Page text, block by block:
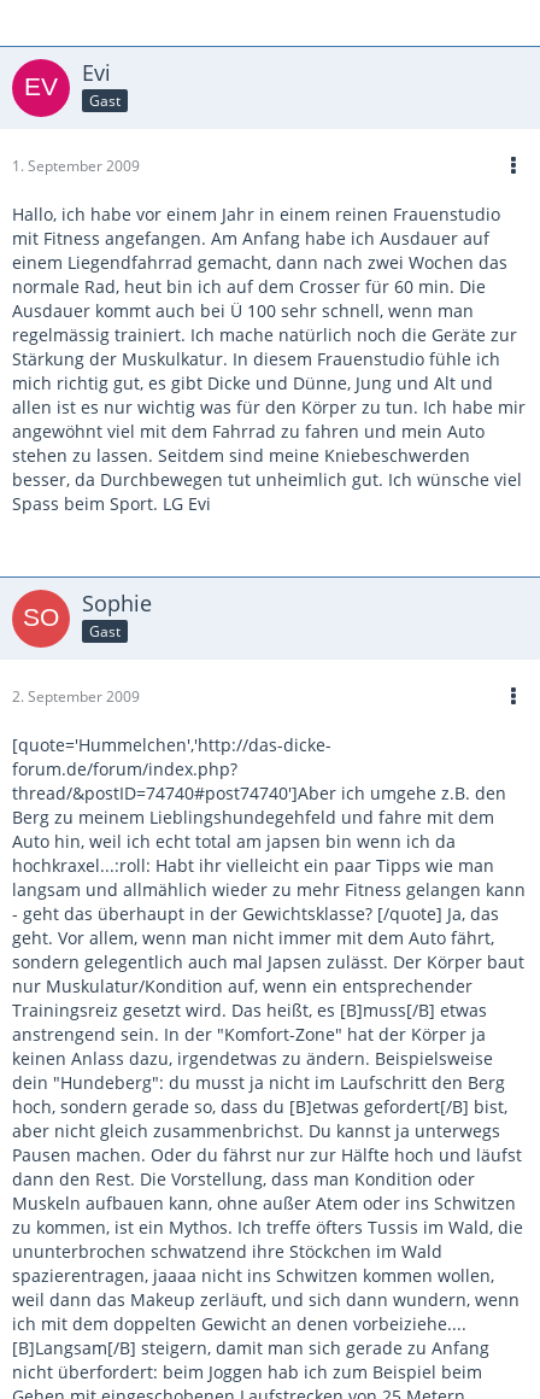
Evi
Gast
1. September 2009
Hallo, ich habe vor einem Jahr in einem reinen Frauenstudio
mit Fitness angefangen. Am Anfang habe ich Ausdauer auf
einem Liegendfahrrad gemacht, dann nach zwei Wochen das
normale Rad, heut bin ich auf dem Crosser für 60 min. Die
Ausdauer kommt auch bei Ü 100 sehr schnell, wenn man
regelmässig trainiert. Ich mache natürlich noch die Geräte zur
Stärkung der Muskulkatur. In diesem Frauenstudio fühle ich
mich richtig gut, es gibt Dicke und Dünne, Jung und Alt und
allen ist es nur wichtig was für den Körper zu tun. Ich habe mir
angewöhnt viel mit dem Fahrrad zu fahren und mein Auto
stehen zu lassen. Seitdem sind meine Kniebeschwerden
besser, da Durchbewegen tut unheimlich gut. Ich wünsche viel
Spass beim Sport. LG Evi
Sophie
Gast
2. September 2009
[quote='Hummelchen','http://das-dicke-
forum.de/forum/index.php?
thread/&postID=74740#post74740']Aber ich umgehe z.B. den
Berg zu meinem Lieblingshundegehfeld und fahre mit dem
Auto hin, weil ich echt total am japsen bin wenn ich da
hochkraxel...:roll: Habt ihr vielleicht ein paar Tipps wie man
langsam und allmählich wieder zu mehr Fitness gelangen kann
- geht das überhaupt in der Gewichtsklasse? [/quote] Ja, das
geht. Vor allem, wenn man nicht immer mit dem Auto fährt,
sondern gelegentlich auch mal Japsen zulässt. Der Körper baut
nur Muskulatur/Kondition auf, wenn ein entsprechender
Trainingsreiz gesetzt wird. Das heißt, es [B]muss[/B] etwas
anstrengend sein. In der "Komfort-Zone" hat der Körper ja
keinen Anlass dazu, irgendetwas zu ändern. Beispielsweise
dein "Hundeberg": du musst ja nicht im Laufschritt den Berg
hoch, sondern gerade so, dass du [B]etwas gefordert[/B] bist,
aber nicht gleich zusammenbrichst. Du kannst ja unterwegs
Pausen machen. Oder du fährst nur zur Hälfte hoch und läufst
dann den Rest. Die Vorstellung, dass man Kondition oder
Muskeln aufbauen kann, ohne außer Atem oder ins Schwitzen
zu kommen, ist ein Mythos. Ich treffe öfters Tussis im Wald, die
ununterbrochen schwatzend ihre Stöckchen im Wald
spazierentragen, jaaaa nicht ins Schwitzen kommen wollen,
weil dann das Makeup zerläuft, und sich dann wundern, wenn
ich mit dem doppelten Gewicht an denen vorbeiziehe....
[B]Langsam[/B] steigern, damit man sich gerade zu Anfang
nicht überfordert: beim Joggen hab ich zum Beispiel beim